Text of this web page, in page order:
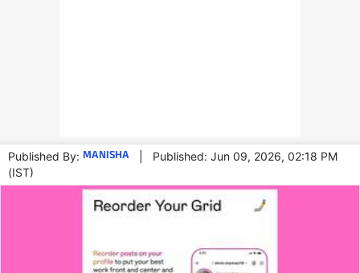
Published By: MANISHA
Published: Jun 09, 2026, 02:18 PM
(IST)